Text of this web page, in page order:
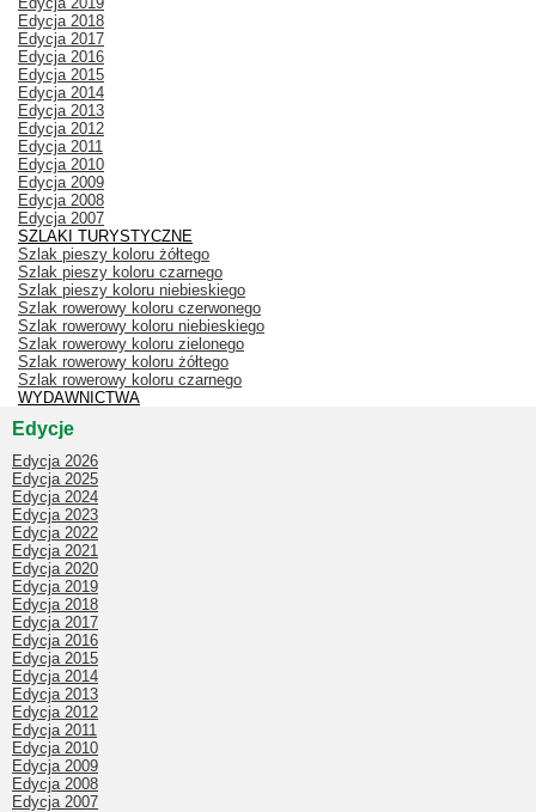
Edycja 2018
Edycja 2017
Edycja 2016
Edycja 2015
Edycja 2014
Edycja 2013
Edycja 2012
Edycja 2011
Edycja 2010
Edycja 2009
Edycja 2008
Edycja 2007
SZLAKI TURYSTYCZNE
Szlak pieszy koloru żółtego
Szlak pieszy koloru czarnego
Szlak pieszy koloru niebieskiego
Szlak rowerowy koloru czerwonego
Szlak rowerowy koloru niebieskiego
Szlak rowerowy koloru zielonego
Szlak rowerowy koloru żółtego
Szlak rowerowy koloru czarnego
WYDAWNICTWA
Edycje
Edycja 2026
Edycja 2025
Edycja 2024
Edycja 2023
Edycja 2022
Edycja 2021
Edycja 2020
Edycja 2019
Edycja 2018
Edycja 2017
Edycja 2016
Edycja 2015
Edycja 2014
Edycja 2013
Edycja 2012
Edycja 2011
Edycja 2010
Edycja 2009
Edycja 2008
Edycja 2007